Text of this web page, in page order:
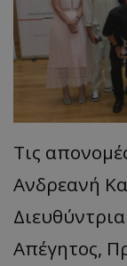
Τις
Ανδρεανή
Απέγητος,